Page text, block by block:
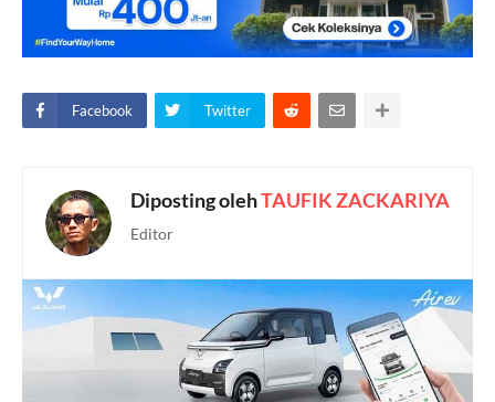
Facebook Twitter
Diposting olehTAUFIK ZACKARIYA
Editor